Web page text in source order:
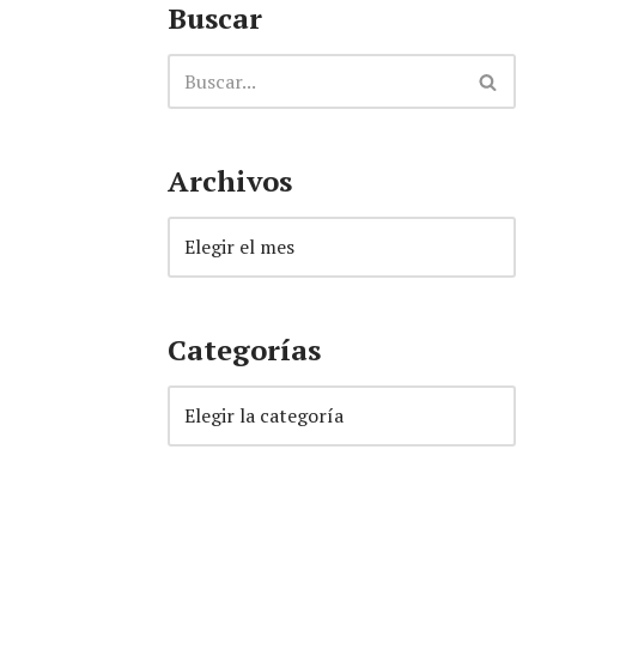
Buscar
Archivos
Categorías